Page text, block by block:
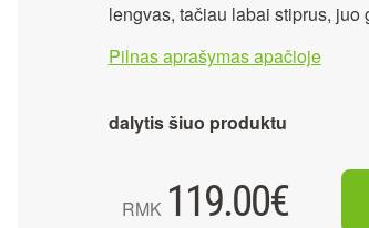
lengvas, tačiau labai stiprus,
Pilnas aprašymas apačioje
dalytis šiuo produktu
RMK 119.00€